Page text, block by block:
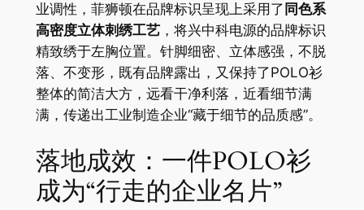
业调性，菲狮顿在品牌标识呈现上采用了 同色系
高密度立体刺绣工艺，将兴中科电源的品牌标识
精致绣于左胸位置。针脚细密、立体感强，不脱
落、不变形，既有品牌露出，又保持了POLO衫
整体的简洁大方，远看干净利落，近看细节满
满，传递出工业制造企业“藏于细节的品质感”。
落地成效：一件POLO衫
成为“行走的企业名片”